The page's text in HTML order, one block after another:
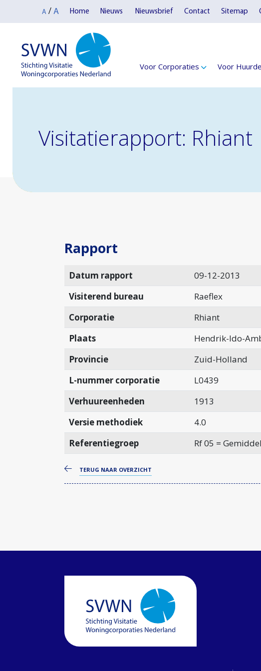
A / A Home Nieuws Nieuwsbrief Contact Sitemap
Voor Corporaties Voor
Visitatierapport: Rhiant
Rapport
Datum rapport
09-12-2013
Visiterend bureau
Raeflex
Corporatie
Rhiant
Plaats
Hendrik-Ido-
Provincie
Zuid-Holland
L-nummer corporatie
L0439
Verhuureenheden
1913
Versie methodiek
4.0
Referentiegroep
Rf 05 =
TERUG NAAR OVERZICHT